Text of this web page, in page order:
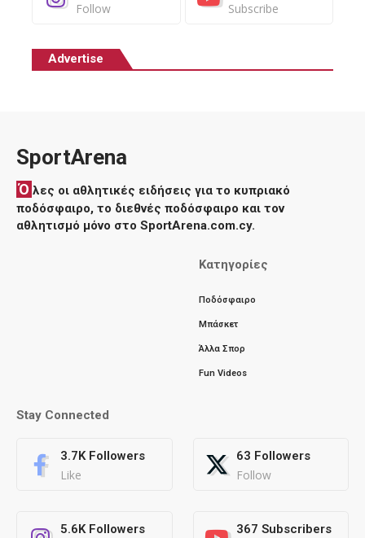
Follow Subscribe
Advertise
SportArena
Ό λες οι αθλητικές ειδήσεις για το κυπριακό
ποδόσφαιρο, το διεθνές ποδόσφαιρο και τον
αθλητισμό μόνο στο SportArena.com.cy.
Κατηγορίες
Ποδόσφαιρο
Μπάσκετ
Άλλα Σπορ
Fun Videos
Stay Connected
3.7K Followers
Like
63 Followers
Follow
5.6K Followers 367 Subscribers